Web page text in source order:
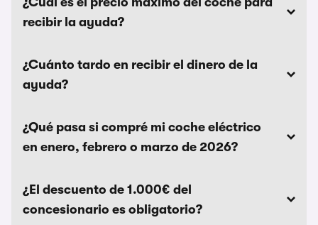
recibir la ayuda?
¿Cuánto tardo en recibir el dinero de la
ayuda?
¿Qué pasa si compré mi coche eléctrico
en enero, febrero o marzo de 2026?
¿El descuento de 1.000€ del
concesionario es obligatorio?